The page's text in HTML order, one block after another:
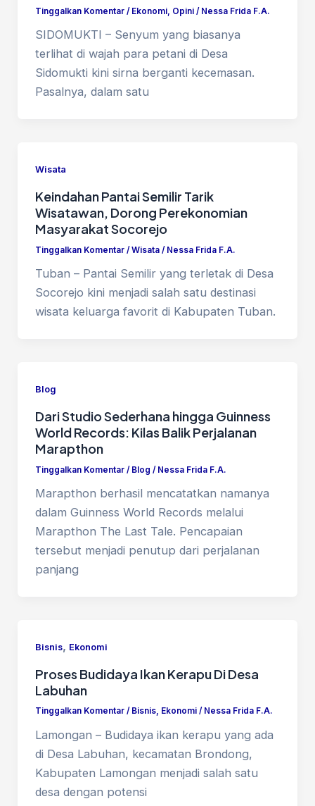
Tinggalkan Komentar / Ekonomi, Opini/ Nessa Frida F.A.
SIDOMUKTI – Senyum yang biasanya
terlihat di wajah para petani di Desa
Sidomukti kini sirna berganti kecemasan.
Pasalnya, dalam satu
Wisata
Keindahan Pantai Semilir Tarik
Wisatawan, Dorong Perekonomian
Masyarakat Socorejo
Tinggalkan Komentar /Wisata/ Nessa Frida F.A.
Tuban – Pantai Semilir yang terletak di Desa
Socorejo kini menjadi salah satu destinasi
wisata keluarga favorit di Kabupaten Tuban.
Blog
Dari Studio Sederhana hingga Guinness
World Records: Kilas Balik Perjalanan
Marapthon
Tinggalkan Komentar / Blog / Nessa Frida F.A.
Marapthon berhasil mencatatkan namanya
dalam Guinness World Records melalui
Marapthon The Last Tale. Pencapaian
tersebut menjadi penutup dari perjalanan
panjang
Bisnis, Ekonomi
Proses Budidaya Ikan Kerapu Di Desa
Labuhan
Tinggalkan Komentar / Bisnis, Ekonomi/ Nessa Frida F.A.
Lamongan – Budidaya ikan kerapu yang ada
di Desa Labuhan, kecamatan Brondong,
Kabupaten Lamongan menjadi salah satu
desa dengan potensi